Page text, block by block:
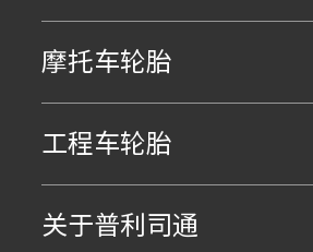
摩托车轮胎
工程车轮胎
关于普利司通